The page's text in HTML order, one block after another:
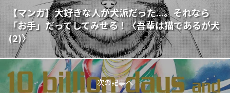
【マンガ】大好きな人が犬派だった...。それなら
「お手」だってしてみせる！〈吾輩は猫であるが犬
(2)〉
次の記事へ